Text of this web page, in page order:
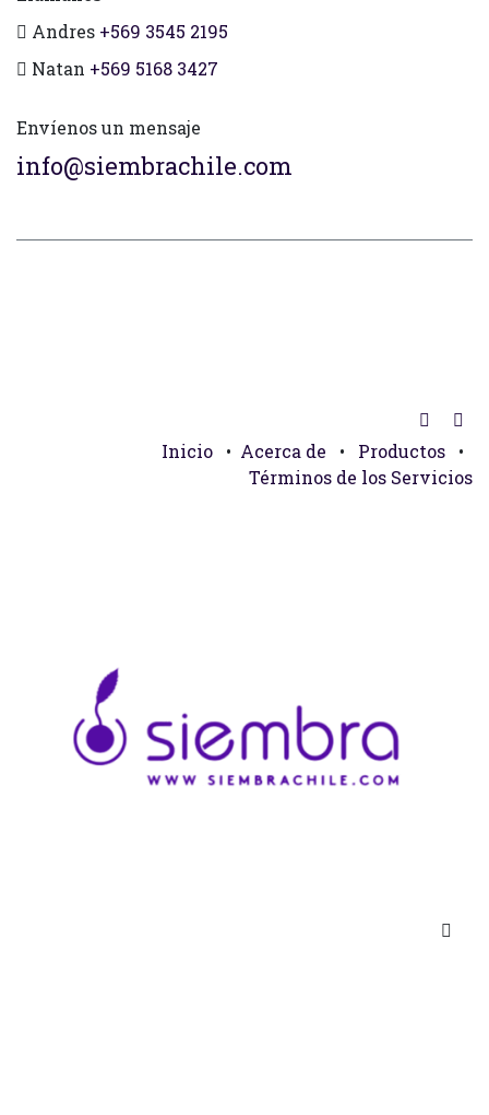
Andres +569 3545 2195
Natan +569 5168 3427
Envíenos un mensaje
info@siembrachile.com
Inicio • Acerca de • Productos
•
Términos de los Servicios